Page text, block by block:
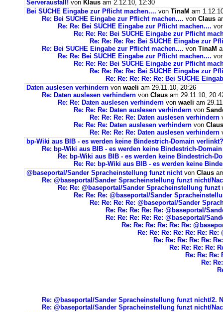
Serverausfall! von Klaus am 2.12.10, 12:30
Bei SUCHE Eingabe zur Pflicht machen.... von TinaM am
Re: Bei SUCHE Eingabe zur Pflicht machen.... von Claus
Re: Re: Bei SUCHE Eingabe zur Pflicht machen....
Re: Re: Re: Bei SUCHE Eingabe zur Pflicht
Re: Re: Re: Re: Bei SUCHE Eingabe zur
Re: Bei SUCHE Eingabe zur Pflicht machen.... von TinaM
Re: Re: Bei SUCHE Eingabe zur Pflicht machen....
Re: Re: Re: Bei SUCHE Eingabe zur Pflicht
Re: Re: Re: Re: Bei SUCHE Eingabe zur
Re: Re: Re: Re: Re: Bei SUCHE
Daten auslesen verhindern von waeli am 29.11.10, 20:26
Re: Daten auslesen verhindern von Claus am 29.11.10,
Re: Re: Daten auslesen verhindern von waeli am
Re: Re: Re: Daten auslesen verhindern von
Re: Re: Re: Re: Daten auslesen verhindern
Re: Re: Re: Daten auslesen verhindern von Claus
Re: Re: Re: Re: Daten auslesen verhindern
bp-Wiki aus BIB - es werden keine Bindestrich-Domain
Re: bp-Wiki aus BIB - es werden keine Bindestrich-
Re: bp-Wiki aus BIB - es werden keine Bindestrich-
Re: Re: bp-Wiki aus BIB - es werden keine
@baseportal/Sander Spracheinstellung funzt nichtvon Claus
Re: @baseportal/Sander Spracheinstellung funzt nicht/
Re: Re: @baseportal/Sander Spracheinstellung funzt
Re: Re: Re: @baseportal/Sander
Re: Re: Re: Re: @baseportal/Sander
Re: Re: Re: Re: Re: @baseportal/
Re: Re: Re: Re: Re: @baseportal/
Re: Re: Re: Re: Re: Re:
Re: Re: Re: Re: Re: Re:
Re: Re: Re: Re: Re:
Re: Re: Re: Re:
Re: Re:
Re:
Re: @baseportal/Sander Spracheinstellung funzt nicht/2.
Re: @baseportal/Sander Spracheinstellung funzt nicht/